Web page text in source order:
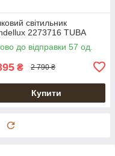
світильник
2273716 TUBA
до відправки 57 од.
₴ 2 790 ₴
Купити